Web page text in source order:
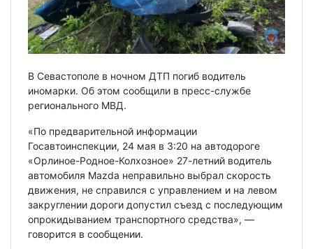
В Севастополе в ночном ДТП погиб водитель
иномарки. Об этом сообщили в пресс-службе
регионального МВД.
«По предварительной информации
Госавтоинспекции, 24 мая в 3:20 на автодороге
«Орлиное-Родное-Колхозное» 27-летний водитель
автомобиля Mazda неправильно выбрал скорость
движения, не справился с управлением и на левом
закруглении дороги допустил съезд с последующим
опрокидыванием транспортного средства», —
говорится в сообщении.